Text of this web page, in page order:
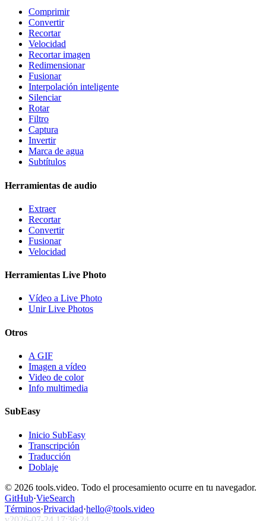
Comprimir
Convertir
Recortar
Velocidad
Recortar imagen
Redimensionar
Fusionar
Interpolación inteligente
Silenciar
Rotar
Filtro
Captura
Invertir
Marca de agua
Subtítulos
Herramientas de audio
Extraer
Recortar
Convertir
Fusionar
Velocidad
Herramientas Live Photo
Vídeo a Live Photo
Unir Live Photos
Otros
A GIF
Imagen a vídeo
Video de color
Info multimedia
SubEasy
Inicio SubEasy
Transcripción
Traducción
Doblaje
© 2026 tools.video. Todo el procesamiento ocurre en tu navegador.
GitHub·VieSearch
Términos·Privacidad·hello@tools.video